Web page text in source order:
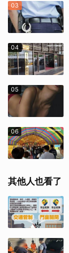
03
04
05
06
其他人也看了